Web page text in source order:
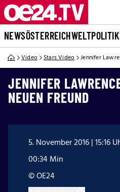
NEWSÖSTERREICHWELTPOLITIK
Video Stars Video Jennifer
JENNIFER
NEUEN FREUND
5. November 2016 | 15:16
00:34 Min
© OE24